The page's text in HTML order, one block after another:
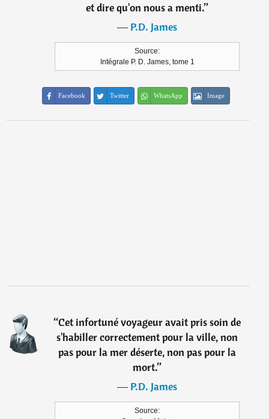
et dire qu'on nous a menti.”
―P.D. James
Source:
Intégrale P. D. James, tome 1
Facebook Twitter WhatsApp Image
“Cet infortuné voyageur avait pris soin de
s'habiller correctement pour la ville, non
pas pour la mer déserte, non pas pour la
mort.”
―P.D. James
Source: